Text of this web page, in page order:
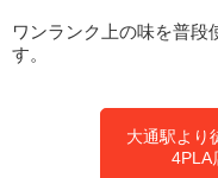
ワンランク上の味を普段
す。
大通駅より
4PLA